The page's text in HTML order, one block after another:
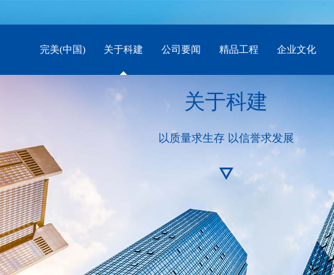
企业文化
精品工程
公司要闻
关于科建
完美(中国)
关于科建
以质量求生存 以信誉求发展